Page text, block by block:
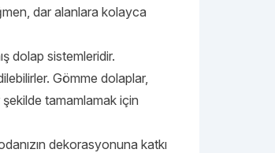
dar alanlara kolayca
dolap sistemleridir.
Gömme dolaplar,
tamamlamak için
dekorasyonuna katkı